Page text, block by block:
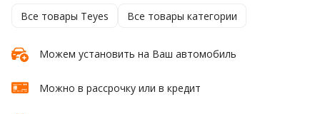
Все товары Teyes Все товары категории
Можем установить на Ваш автомобиль
Можно в рассрочку или в кредит